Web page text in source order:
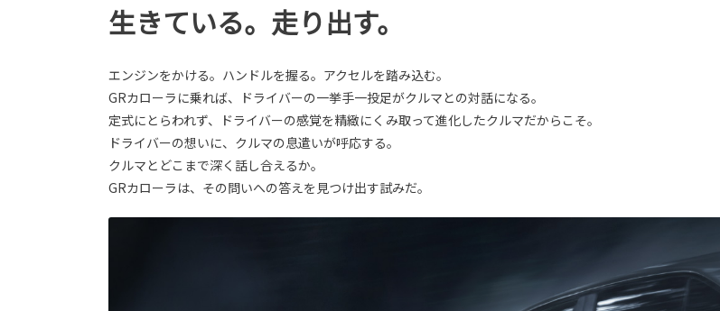
生きている。走り出す。
エンジンをかける。ハンドルを握る。アクセルを踏み込む。
GRカローラに乗れば、ドライバーの一挙手一投足がクルマとの対話になる。
定式にとらわれず、ドライバーの感覚を精緻にくみ取って進化したクルマだからこそ。
ドライバーの想いに、クルマの息遣いが呼応する。
クルマとどこまで深く話し合えるか。
GRカローラは、その問いへの答えを見つけ出す試みだ。